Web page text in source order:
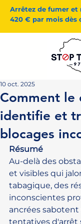
Arrêtez de fumer et
420 € par mois dès
Comment le
identifie et
blocages
10 oct. 2025
Résumé
Au-delà des
et visibles qui
tabagique, des
inconscientes
ancrées
tentatives d'arrêt